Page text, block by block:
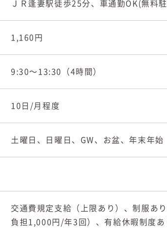
ＪＲ逢妻駅徒歩25分、車通勤OK(無料
1,160円
9:30〜13:30（4時間）
10日/月程度
土曜日、日曜日、GW、お盆、年末年始
交通費規定支給（上限あり）、制服あ
負担1,000円/年3回）、有給休暇制度